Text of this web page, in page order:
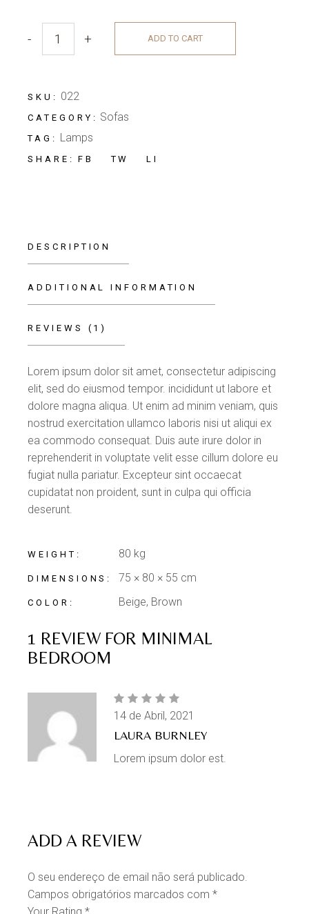
Minimal Bedroom quantity
- + ADD TO CART
SKU: 022
CATEGORY: Sofas
TAG: Lamps
SHARE: FB TW LI
DESCRIPTION
ADDITIONAL INFORMATION
REVIEWS (1)
Lorem ipsum dolor sit amet, consectetur adipiscing
elit, sed do eiusmod tempor. incididunt ut labore et
dolore magna aliqua. Ut enim ad minim veniam, quis
nostrud exercitation ullamco laboris nisi ut aliqui ex
ea commodo consequat. Duis aute irure dolor in
reprehenderit in voluptate velit esse cillum dolore eu
fugiat nulla pariatur. Excepteur sint occaecat
cupidatat non proident, sunt in culpa qui officia
deserunt.
WEIGHT 80 kg
DIMENSIONS 75 × 80 × 55 cm
COLOR Beige, Brown
1 REVIEW FOR MINIMAL
BEDROOM
LAURA BURNLEY
14 de Abril, 2021
Lorem ipsum dolor est.
ADD A REVIEW
O seu endereço de email não será publicado.
Campos obrigatórios marcados com*